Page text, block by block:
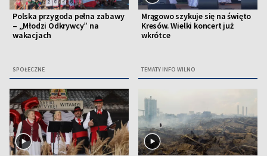
Polska przygoda pełna zabawy
– „Młodzi Odkrywcy” na
wakacjach
SPOŁECZNE
Mrągowo szykuje się na święto
Kresów. Wielki koncert już
wkrótce
TEMATY INFO WILNO